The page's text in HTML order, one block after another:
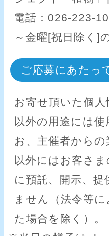
電話：026-223-
～金曜[祝日除く]
ご応募にあたっ
お寄せ頂いた個人
以外の用途には
お、主催者から
以外にはお客さ
に預託、開示、
ません（法令等
た場合を除く）。